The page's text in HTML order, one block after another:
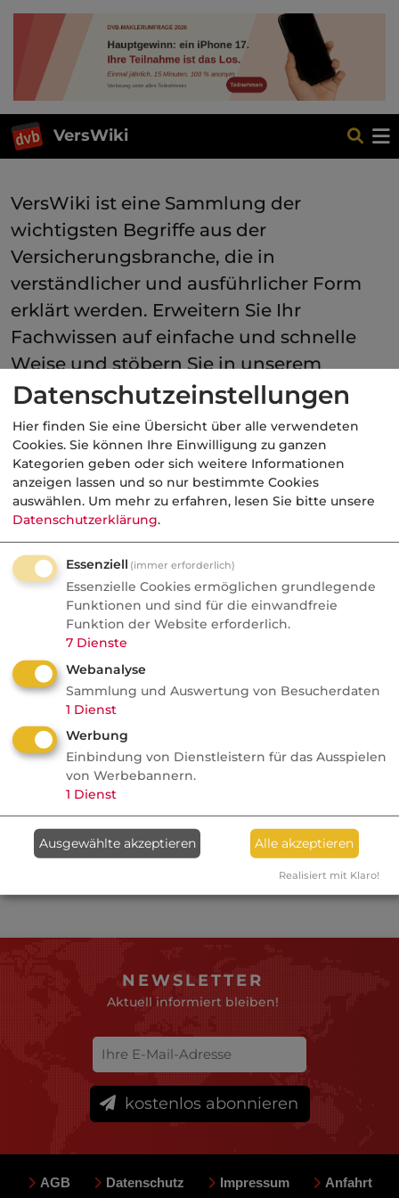
VersWiki
VersWiki ist eine Sammlung der
wichtigsten Begriffe aus der
Versicherungsbranche, die in
verständlicher und ausführlicher Form
erklärt werden. Erweitern Sie Ihr
Fachwissen auf einfache und schnelle
Weise und stöbern Sie in unserem
VersWiki. Nutzen Sie die freie Suche, um
konkrete Fachbegriffe zu finden oder
verschaffen Sie sich einen Überblick mit
der Suche per Anfangsbuchstaben.
Sortierung
Suchoptionen
Teilwörter einschließen
Suchen
B C D E F
M
N O P Q R T U V
W
NEWSLETTER
Aktuell informiert bleiben!
kostenlos abonnieren
AGB Datenschutz Impressum Anfahrt
Datenschutzeinstellungen
Hier finden Sie eine Übersicht über alle verwendeten
Cookies. Sie können Ihre Einwilligung zu ganzen
Kategorien geben oder sich weitere Informationen
anzeigen lassen und so nur bestimmte Cookies
auswählen. Um mehr zu erfahren, lesen Sie bitte unsere
Datenschutzerklärung.
Essenziell (immer erforderlich)
Essenzielle Cookies ermöglichen grundlegende
Funktionen und sind für die einwandfreie
Funktion der Website erforderlich.
7 Dienste
Webanalyse
Sammlung und Auswertung von Besucherdaten
1 Dienst
Werbung
Einbindung von Dienstleistern für das Ausspielen
von Werbebannern.
1 Dienst
Ausgewählte akzeptieren Alle akzeptieren
Realisiert mit Klaro!